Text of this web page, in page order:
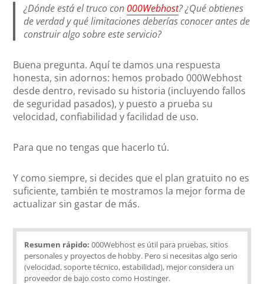
¿Dónde está el truco con 000Webhost? ¿Qué obtienes
de verdad y qué limitaciones deberías conocerantesde
construir algo sobre este servicio?
Buena pregunta. Aquí te damos una respuesta
honesta, sin adornos: hemos probado 000Webhost
desde dentro, revisado su historia (incluyendo fallos
de seguridad pasados), y puesto a prueba su
velocidad, confiabilidad y facilidad de uso.
Para que no tengas que hacerlo tú.
Y como siempre, si decides que el plan gratuito no es
suficiente, también te mostramos la mejor forma de
actualizar sin gastar de más.
Resumen rápido: 000Webhost es útil para pruebas, sitios
personales y proyectos de hobby. Pero si necesitas algo serio
(velocidad, soporte técnico, estabilidad), mejor considera un
proveedor de bajo costo como Hostinger.